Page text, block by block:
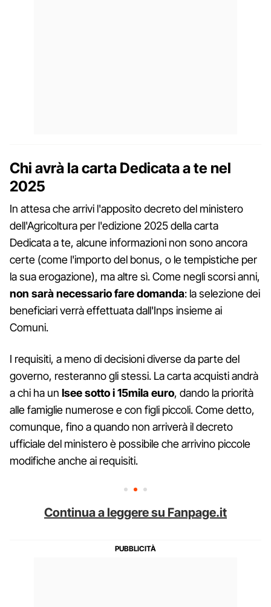
Chi avrà la carta Dedicata a te nel
2025
In attesa che arrivi l'apposito decreto del ministero
dell'Agricoltura per l'edizione 2025 della carta
Dedicata a te, alcune informazioni non sono ancora
certe (come l'importo del bonus, o le tempistiche per
la sua erogazione), ma altre sì. Come negli scorsi anni,
non sarà necessario fare domanda: la selezione dei
beneficiari verrà effettuata dall'Inps insieme ai
Comuni.
I requisiti, a meno di decisioni diverse da parte del
governo, resteranno gli stessi. La carta acquisti andrà
a chi ha un Isee sotto i 15mila euro, dando la priorità
alle famiglie numerose e con figli piccoli. Come detto,
comunque, fino a quando non arriverà il decreto
ufficiale del ministero è possibile che arrivino piccole
modifiche anche ai requisiti.
Continua a leggere su Fanpage.it